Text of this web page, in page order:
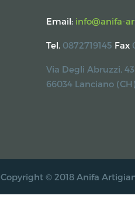
Email: info@anifa-
Tel.0872719145 Fax
Via Degli Abruzzi, 43
66034 Lanciano (CH)
Copyright © 2018 Anifa